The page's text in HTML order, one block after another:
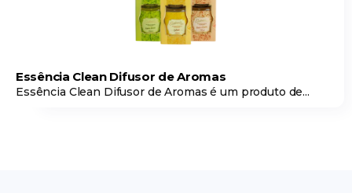
Essência Clean Difusor de Aromas
Essência Clean Difusor de Aromas é um produto de...